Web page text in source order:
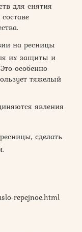
для снятия
на ресницы
их защиты и
особенно
тяжелый
явления
сделать
repejnoe.html